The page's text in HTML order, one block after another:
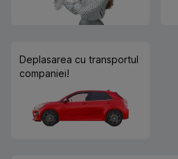
Deplasarea cu transportul
companiei!